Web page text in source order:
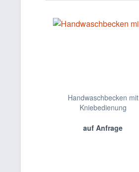
Handwaschbecken mit
Kniebedienung
auf Anfrage